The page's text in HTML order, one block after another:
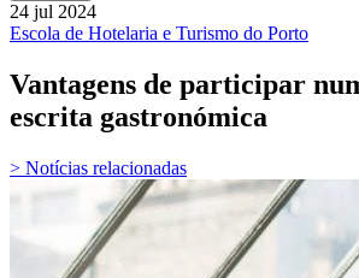
24 jul 2024
Escola de Hotelaria e Turismo do Porto
Vantagens de participar
escrita gastronómica
> Notícias relacionadas